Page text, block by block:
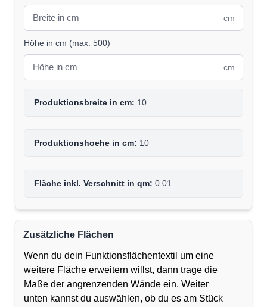
cm
Höhe in cm (max. 500)
cm
Produktionsbreite in cm: 10
Produktionshoehe in cm: 10
Fläche inkl. Verschnitt in qm: 0.01
Zusätzliche Flächen
Wenn du dein Funktionsflächentextil um eine
weitere Fläche erweitern willst, dann trage die
Maße der angrenzenden Wände ein. Weiter
unten kannst du auswählen, ob du es am Stück